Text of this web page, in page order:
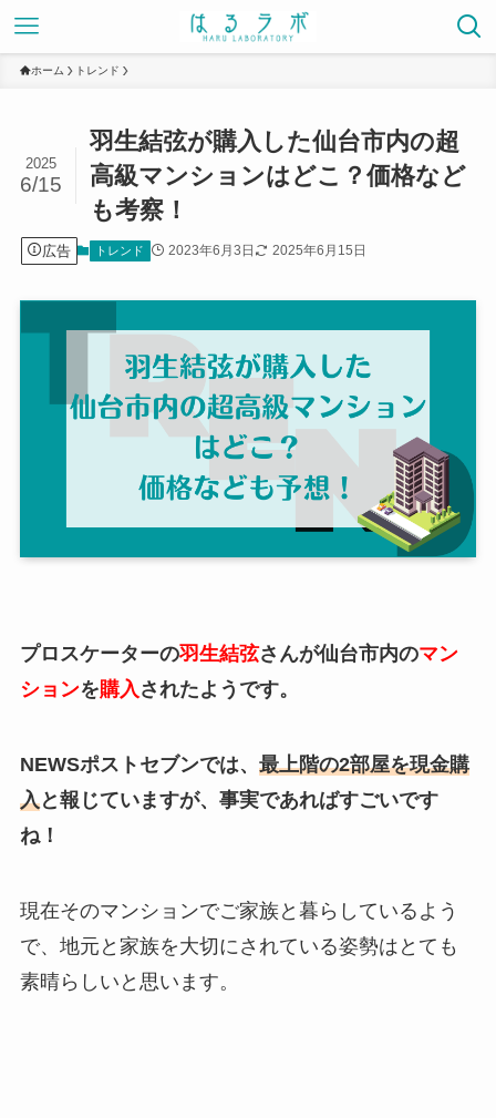
ホーム トレンド
羽生結弦が購入した仙台市内の超
高級マンションはどこ？価格など
も考察！
2025
6/15
広告 トレンド 2023年6月3日 2025年6月15日
プロスケーターの羽生結弦さんが仙台市内のマン
ションを購入されたようです。
NEWSポストセブンでは、 最上階の2部屋を現金購
入と報じていますが、事実であればすごいです
ね！
現在そのマンションでご家族と暮らしているよう
で、地元と家族を大切にされている姿勢はとても
素晴らしいと思います。